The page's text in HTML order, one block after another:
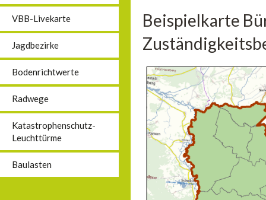
VBB-Livekarte
Jagdbezirke
Bodenrichtwerte
Radwege
Katastrophenschutz-
Leuchttürme
Baulasten
Beispielkarte